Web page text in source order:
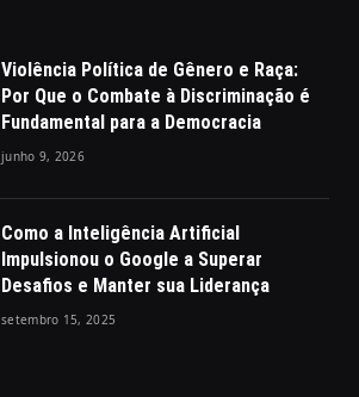
Violência Política de Gênero e Raça:
Por Que o Combate à Discriminação é
Fundamental para a Democracia
junho 9, 2026
Como a Inteligência Artificial
Impulsionou o Google a Superar
Desafios e Manter sua Liderança
setembro 15, 2025